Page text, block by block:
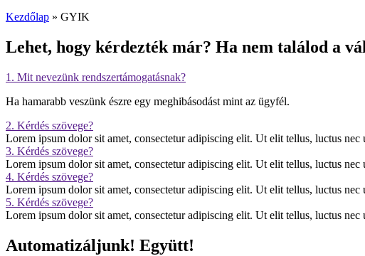
Kezdőlap » GYIK
Lehet, hogy kérdezték már? Ha nem találod a
1. Mit nevezünk rendszertámogatásnak?
Ha hamarabb veszünk észre egy meghibásodást mint az ügyfél.
2. Kérdés szövege?
Lorem ipsum dolor sit amet, consectetur adipiscing elit. Ut elit tellus, luctus
3. Kérdés szövege?
Lorem ipsum dolor sit amet, consectetur adipiscing elit. Ut elit tellus, luctus
4. Kérdés szövege?
Lorem ipsum dolor sit amet, consectetur adipiscing elit. Ut elit tellus, luctus
5. Kérdés szövege?
Lorem ipsum dolor sit amet, consectetur adipiscing elit. Ut elit tellus, luctus
Automatizáljunk! Együtt!